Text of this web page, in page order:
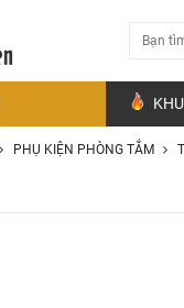
PHỤ KIỆN PHÒNG TẮM